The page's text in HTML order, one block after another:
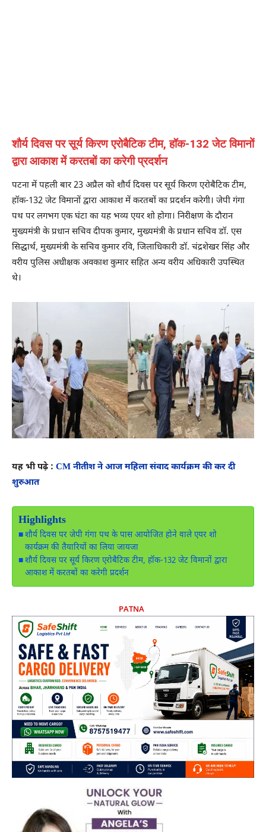
शौर्य दिवस पर सूर्य किरण एरोबैटिक टीम, हॉक-132 जेट विमानों
द्वारा आकाश में करतबों का करेगी प्रदर्शन
पटना में पहली बार 23 अप्रैल को शौर्य दिवस पर सूर्य किरण एरोबैटिक टीम,
हॉक-132 जेट विमानों द्वारा आकाश में करतबों का प्रदर्शन करेगी। जेपी गंगा
पथ पर लगभग एक घंटा का यह भव्य एयर शो होगा। निरीक्षण के दौरान
मुख्यमंत्री के प्रधान सचिव दीपक कुमार, मुख्यमंत्री के प्रधान सचिव डॉ. एस
सिद्धार्थ, मुख्यमंत्री के सचिव कुमार रवि, जिलाधिकारी डॉ. चंद्रशेखर सिंह और
वरीय पुलिस अधीक्षक अवकाश कुमार सहित अन्य वरीय अधिकारी उपस्थित
थे।
यह भी पढ़े : CM नीतीश ने आज महिला संवाद कार्यक्रम की कर दी
शुरुआत
Highlights
शौर्य दिवस पर जेपी गंगा पथ के पास आयोजित होने वाले एयर शो
कार्यक्रम की तैयारियों का लिया जायजा
शौर्य दिवस पर सूर्य किरण एरोबैटिक टीम, हॉक-132 जेट विमानों द्वारा
आकाश में करतबों का करेगी प्रदर्शन
PATNA